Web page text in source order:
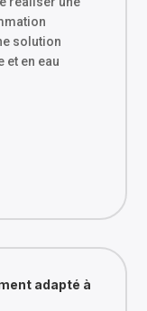
solution
et en eau
adapté à